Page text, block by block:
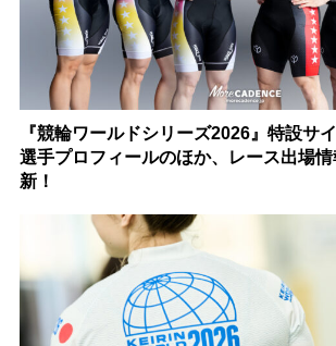
『競輪ワールドシリーズ2026』特設サ
選手プロフィールのほか、レース出場
新！